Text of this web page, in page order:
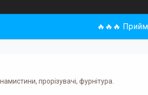
🔥🔥🔥
прорізувачі, фурнітура.